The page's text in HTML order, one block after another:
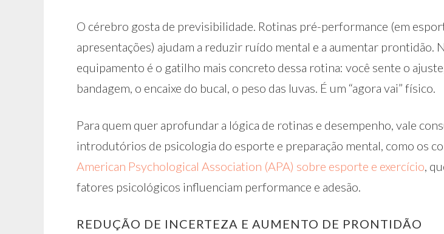
O cérebro gosta de previsibilidade. Rotinas pré-performance (em
apresentações) ajudam a reduzir ruído mental e a aumentar prontidão.
equipamento é o gatilho mais concreto dessa rotina: você sente o
bandagem, o encaixe do bucal, o peso das luvas. É um “agora vai” físico.
Para quem quer aprofundar a lógica de rotinas e desempenho, vale
introdutórios de psicologia do esporte e preparação mental, como os
American Psychological Association (APA) sobre esporte e exercício,
fatores psicológicos influenciam performance e adesão.
REDUÇÃO DE INCERTEZA E AUMENTO DE PRONTIDÃO